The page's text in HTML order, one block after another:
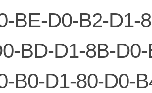
BE-D0-B2-D1-
BD-D1-8B-
B0-D1-80-D0-